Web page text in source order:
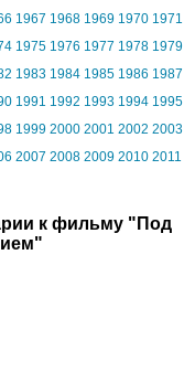
1967 1968 1969 1970 1971
1975 1976 1977 1978 1979
1983 1984 1985 1986 1987
1991 1992 1993 1994 1995
1999 2000 2001 2002 2003
2007 2008 2009 2010 2011
к фильму "Под